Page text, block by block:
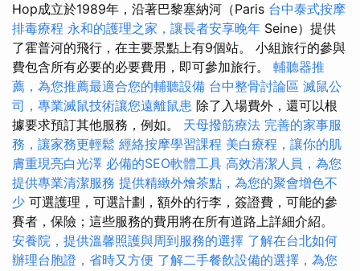
Hop成立於1989年，沿著巴黎塞納河（Paris 台中泰式按摩
排毒療程 永和的護理之家，讓長者安享晚年 Seine）提供
了霍普河的飛行，在主要景點上有9個站。 小組旅行的參與
費包含所有必要的必要費用，即可參加旅行。 輔聽器推
薦，為您推薦最適合您的輔聽設備 台中整骨討論區 滅鼠公
司，專業滅鼠技術讓您遠離鼠患 除了入場費外，還可以根
據要求預訂其他服務，例如。 天母撥筋療法 完善的家事服
務，讓家務更輕鬆 經絡按摩學習課程 美白療程，讓你的肌
膚重現亮白光澤 必備的SEO軟體工具 高效清潔人員，為您
提供專業清潔服務 提供精緻外燴茶點，為您的聚會增色不
少 可選護理，可選計劃，額外的行李，簽證費，可能的參
賽者，保險；這些服務的費用將在所有道路上詳細介紹。
安養院，提供溫馨照護與周到服務的選擇 了解在台北如何
辦理台胞證，省時又方便 了解二手餐飲設備的選擇，為您